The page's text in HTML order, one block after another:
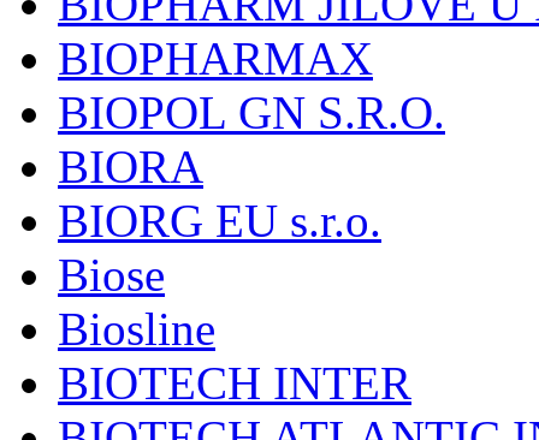
BIOPHARMAX
BIOPOL GN S.R.O.
BIORA
BIORG EU s.r.o.
Biose
Biosline
BIOTECH INTER